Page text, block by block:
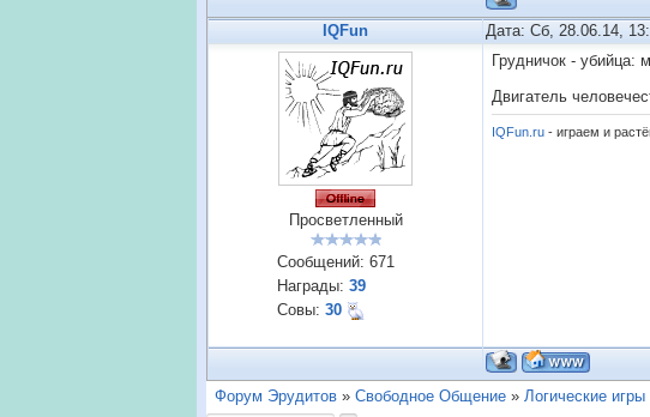
IQFun Дата: Сб, 28.06.14,
Просветленный
Сообщений: 671
Награды: 39
Совы: 30
Грудничок - убийца:
Двигатель
IQFun.ru - играем и
Форум Эрудитов » Свободное Общение » Логические игры